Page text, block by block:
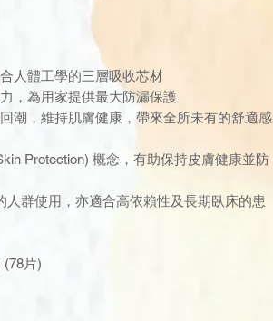
人體工學的三層吸收芯材
，為用家提供最大防漏保護
潮，維持肌膚健康，帶來全所未有的舒適感
Protection) 概念，有助保持皮膚健康並防
人群使用，亦適合高依賴性及長期臥床的患
(78片)